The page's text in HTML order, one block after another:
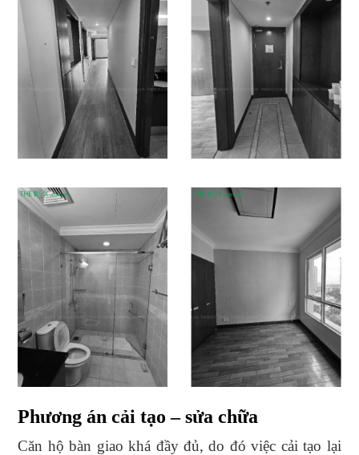
Phương án cải tạo – sửa chữa
Căn hộ bàn giao khá đầy đủ, do đó việc cải tạo lại